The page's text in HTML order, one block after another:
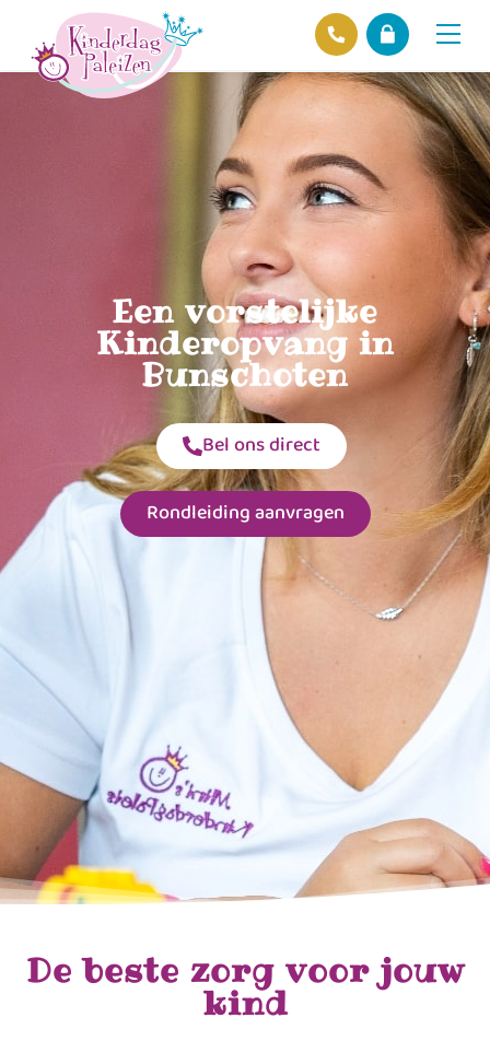
Een vorstelijke
Kinderopvang in
Bunschoten
Bel ons direct
Rondleiding aanvragen
De beste zorg voor jouw
kind